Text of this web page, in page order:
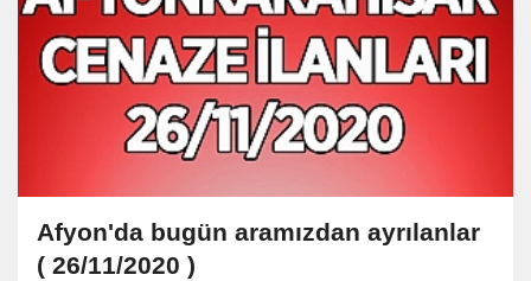
Afyon'da bugün aramızdan ayrılanlar
( 26/11/2020 )